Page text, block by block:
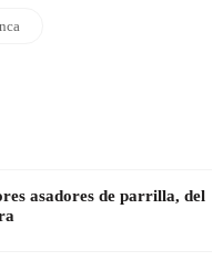
asadores de parrilla, del